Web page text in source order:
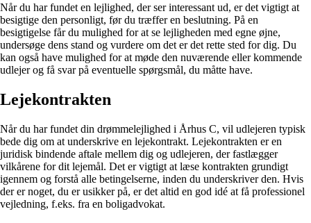
Når du har fundet en lejlighed, der ser interessant ud, er det vigtigt at
besigtige den personligt, før du træffer en beslutning. På en
besigtigelse får du mulighed for at se lejligheden med egne øjne,
undersøge dens stand og vurdere om det er det rette sted for dig. Du
kan også have mulighed for at møde den nuværende eller kommende
udlejer og få svar på eventuelle spørgsmål, du måtte have.
Lejekontrakten
Når du har fundet din drømmelejlighed i Århus C, vil udlejeren typisk
bede dig om at underskrive en lejekontrakt. Lejekontrakten er en
juridisk bindende aftale mellem dig og udlejeren, der fastlægger
vilkårene for dit lejemål. Det er vigtigt at læse kontrakten grundigt
igennem og forstå alle betingelserne, inden du underskriver den. Hvis
der er noget, du er usikker på, er det altid en god idé at få professionel
vejledning, f.eks. fra en boligadvokat.